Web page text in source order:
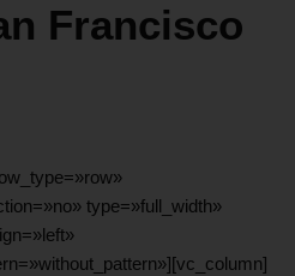
Francisco
type=»full_width»